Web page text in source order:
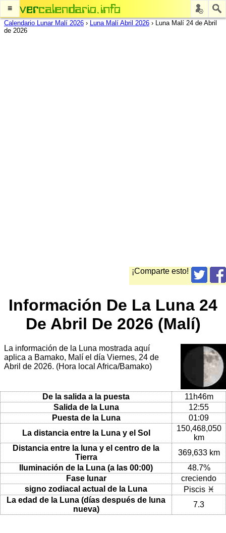
≡
Calendario Lunar Malí 2026 › Luna Malí Abril 2026 › Luna Malí 24 de Abril
de 2026
¡Comparte esto!
Información De La Luna 24
De Abril De 2026 (Malí)
La información de la Luna mostrada aquí
aplica a Bamako, Malí el día Viernes, 24 de
Abril de 2026. (Hora local Africa/Bamako)
De la salida a la puesta
11h46m
Salida de la Luna
12:55
Puesta de la Luna
01:09
La distancia entre la Luna y el Sol
150,468,050
km
Distancia entre la luna y el centro de la
Tierra
369,633 km
Iluminación de la Luna (a las 00:00)
48.7%
Fase lunar
creciendo
signo zodiacal actual de la Luna
Piscis ♓
La edad de la Luna (días después de luna
nueva)
7.3